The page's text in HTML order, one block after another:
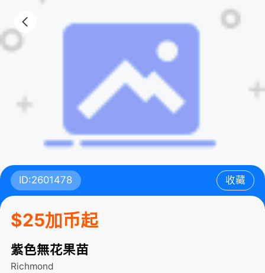
ID:2601478 收藏
$25加币起
紫色無花果苗
Richmond